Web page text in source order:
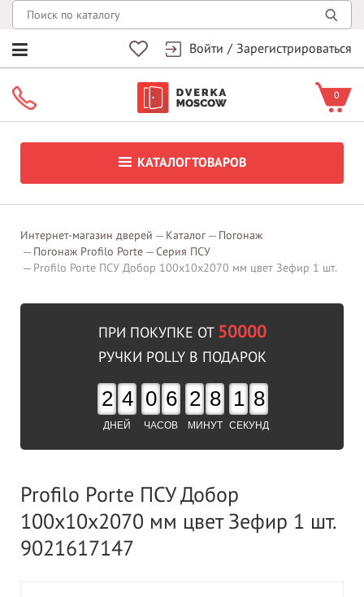
Войти / Зарегистрироваться
0
КАТАЛОГ ТОВАРОВ
Интернет-магазин дверей Каталог
Погонаж
Погонаж Profilo Porte
Серия ПСУ
Profilo Porte ПСУ Добор 100х10х2070 мм цвет Зефир 1 шт.
ПРИ ПОКУПКЕ ОТ 50000
РУЧКИ POLLY В ПОДАРОК
2 4
ДНЕЙ
0 6
ЧАСОВ
2 8
МИНУТ
1 8
СЕКУНД
Profilo Porte ПСУ Добор
100х10х2070 мм цвет Зефир 1 шт.
9021617147